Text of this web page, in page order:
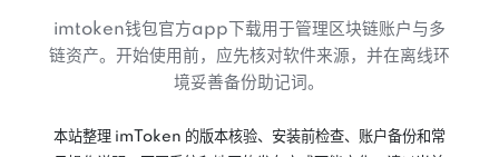
imtoken钱包官方app下载用于管理区块链账户与多
链资产。开始使用前，应先核对软件来源，并在离线环
境妥善备份助记词。
本站整理 imToken 的版本核验、安装前检查、账户备份和常